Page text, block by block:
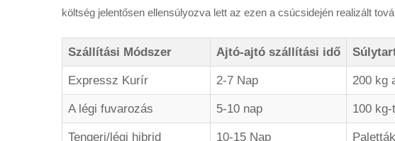
költség jelentősen ellensúlyozva lett az ezen a csúcsidején realizált
Szállítási Módszer Ajtó-ajtó szállítási idő
Expressz Kurír 2-7 Nap 200 kg
A légi fuvarozás 5-10 nap 100
Tengeri/légi hibrid 10-15 Nap